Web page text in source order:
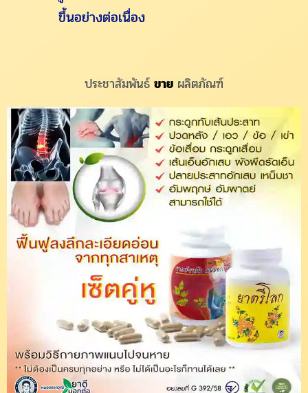
ขึ้นอย่างต่อเนื่อง
ประชาสัมพันธ์ ขาย ผลิตภัณฑ์